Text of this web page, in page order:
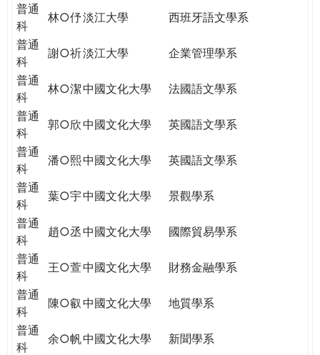
普通
科
林○伃淡江大學
西班牙語文學系
普通
科
謝○祈淡江大學
企業管理學系
普通
科
林○潔中國文化大學
法國語文學系
普通
科
郭○欣中國文化大學
英國語文學系
普通
科
潘○熙中國文化大學
英國語文學系
普通
科
葉○宇中國文化大學
景觀學系
普通
科
趙○丞中國文化大學
國際貿易學系
普通
科
王○萱中國文化大學
財務金融學系
普通
科
陳○叡 中國文化大學
地質學系
普通
科
余○帆中國文化大學
新聞學系